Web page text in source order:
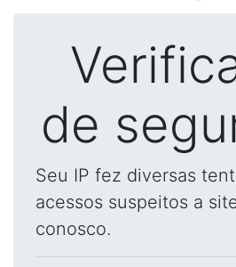
de
Seu IP fez diversas
acessos suspeitos a
conosco.